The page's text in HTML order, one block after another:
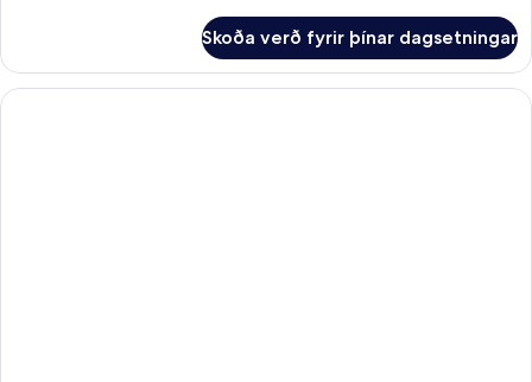
(Du
Cap)
Skoða verð fyrir þínar dagsetningar